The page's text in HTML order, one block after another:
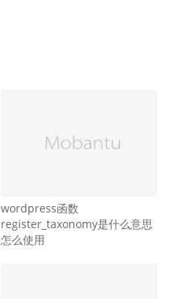
wordpress函数
register_taxonomy是什么意思
怎么使用